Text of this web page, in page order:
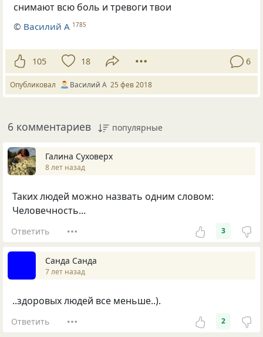
снимают всю боль и тревоги твои
© Василий А 1785
105 18 6
Опубликовал Василий А 25 фев 2018
6 комментариев популярные
Галина Суховерх
8 лет назад
Таких людей можно назвать одним словом:
Человечность...
Ответить 3
Санда Санда
7 лет назад
..здоровых людей все меньше..).
Ответить 2